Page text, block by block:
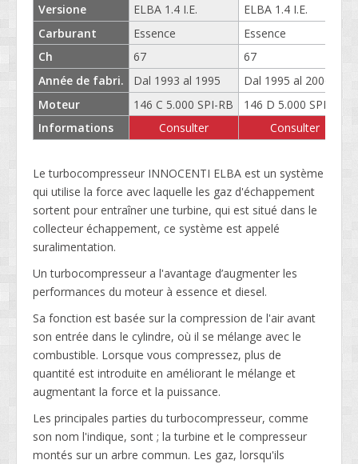
Versione
Carburant
Ch
Année de fabri.
Moteur
Informations
ELBA 1.4 I.E.
Essence
67
Dal 1993 al 1995
146 C 5.000 SPI-RB
Consulter
ELBA 1.4 I.E.
Essence
67
Dal 1995 al 2006
146 D 5.000 SPI-RB
Consulter
Le turbocompresseur INNOCENTI ELBA est un système
qui utilise la force avec laquelle les gaz d'échappement
sortent pour entraîner une turbine, qui est situé dans le
collecteur échappement, ce système est appelé
suralimentation.
Un turbocompresseur a l'avantage d’augmenter les
performances du moteur à essence et diesel.
Sa fonction est basée sur la compression de l'air avant
son entrée dans le cylindre, où il se mélange avec le
combustible. Lorsque vous compressez, plus de
quantité est introduite en améliorant le mélange et
augmentant la force et la puissance.
Les principales parties du turbocompresseur, comme
son nom l'indique, sont ; la turbine et le compresseur
montés sur un arbre commun. Les gaz, lorsqu'ils